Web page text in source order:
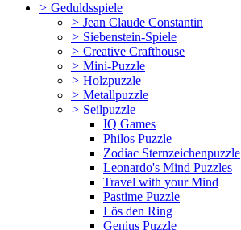
> Geduldsspiele
> Jean Claude Constantin
> Siebenstein-Spiele
> Creative Crafthouse
> Mini-Puzzle
> Holzpuzzle
> Metallpuzzle
> Seilpuzzle
IQ Games
Philos Puzzle
Zodiac Sternzeichenpuzzle
Leonardo's Mind Puzzles
Travel with your Mind
Pastime Puzzle
Lös den Ring
Genius Puzzle